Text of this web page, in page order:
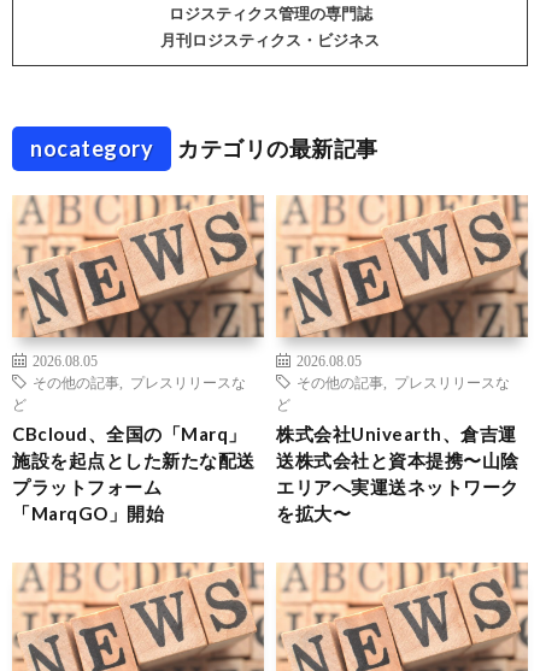
ロジスティクス管理の専門誌
月刊ロジスティクス・ビジネス
nocategory カテゴリの最新記事
2026.08.05
その他の記事
プレスリリースな
ど
CBcloud、全国の「Marq」
施設を起点とした新たな配送
プラットフォーム
「MarqGO」開始
2026.08.05
その他の記事
プレスリリースな
ど
株式会社Univearth、倉吉運
送株式会社と資本提携〜山陰
エリアへ実運送ネットワーク
を拡大〜